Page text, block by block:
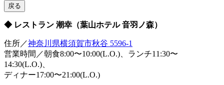
戻る
◆ レストラン 潮幸（葉山ホテル 音羽ノ森）
住所／神奈川県横須賀市秋谷 5596-1
営業時間／朝食8:00〜10:00(L.O.)、ランチ11:30〜
14:30(L.O.)、
ディナー17:00〜21:00(L.O.)